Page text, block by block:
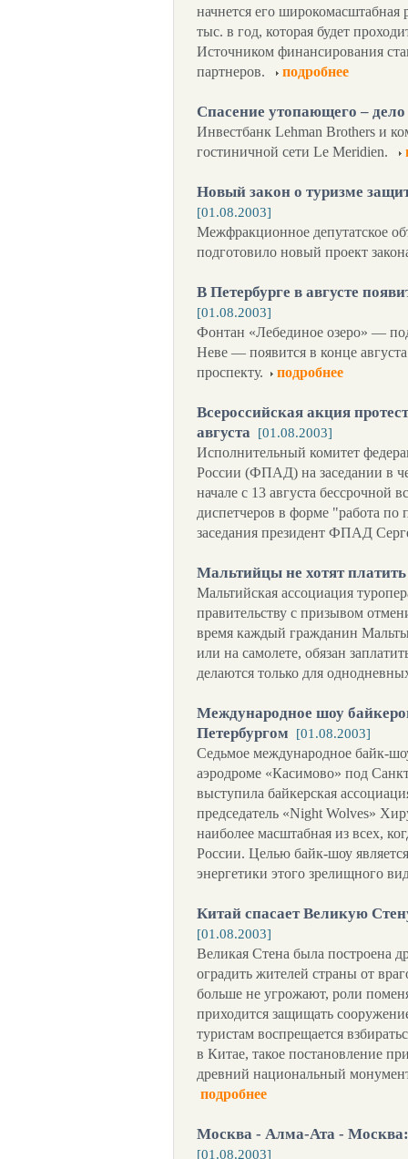
начнется его
тыс. в год, которая будет
Источником финансирования
партнеров.
подробнее
Спасение утопающего –
Инвестбанк Lehman Brothers и
гостиничной сети Le Meridien.
Новый закон о туризме
[01.08.2003]
Межфракционное депутатское
подготовило новый проект
В Петербурге в августе
[01.08.2003]
Фонтан «Лебединое озеро» —
Неве — появится в конце
проспекту.
подробнее
Всероссийская акция
августа [01.08.2003]
Исполнительный комитет
России (ФПАД) на заседании в
начале с 13 августа бессрочной
диспетчеров в форме "работа
заседания президент ФПАД
Мальтийцы не хотят
Мальтийская ассоциация
правительству с призывом
время каждый гражданин
или на самолете, обязан
делаются только для
Международное шоу
Петербургом
[01.08.2003]
Седьмое международное байк-
аэродроме «Касимово» под
выступила байкерская
председатель «Night Wolves»
наиболее масштабная из всех,
России. Целью байк-шоу
энергетики этого зрелищного
Китай спасает Великую
[01.08.2003]
Великая Стена была построена
оградить жителей страны от
больше не угрожают, роли
приходится защищать
туристам воспрещается
в Китае, такое постановление
древний национальный
подробнее
Москва - Алма-Ата -
[01.08.2003]